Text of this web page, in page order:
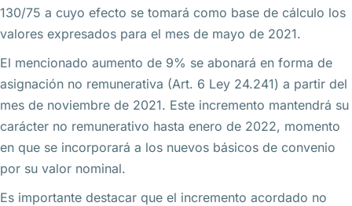
130/75 a cuyo efecto se tomará como base de cálculo los
valores expresados para el mes de mayo de 2021.
El mencionado aumento de 9% se abonará en forma de
asignación no remunerativa (Art. 6 Ley 24.241) a partir del
mes de noviembre de 2021. Este incremento mantendrá su
carácter no remunerativo hasta enero de 2022, momento
en que se incorporará a los nuevos básicos de convenio
por su valor nominal.
Es importante destacar que el incremento acordado no